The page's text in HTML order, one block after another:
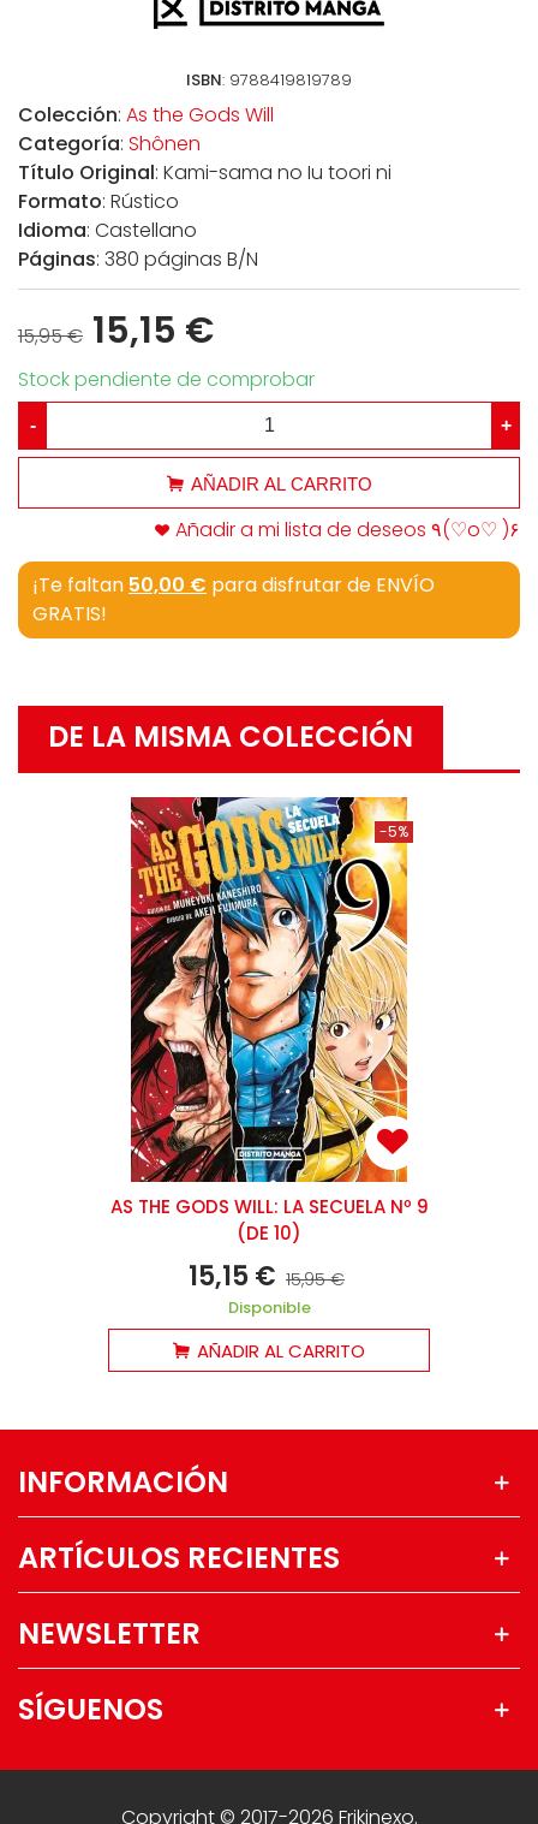
ISBN: 9788419819789
Colección: As the Gods Will
Categoría: Shônen
Título Original: Kami-sama no Iu toori ni
Formato: Rústico
Idioma: Castellano
Páginas: 380 páginas B/N
15,95 € 15,15 €
Stock pendiente de comprobar
- +
AÑADIR AL CARRITO
Añadir a mi lista de deseos ٩(♡o♡ )۶
¡Te faltan 50,00 € para disfrutar de ENVÍO
GRATIS!
DE LA MISMA COLECCIÓN
-5%
AS THE GODS WILL: LA SECUELA Nº 9
(DE 10)
15,15 € 15,95 €
Disponible
AÑADIR AL CARRITO
INFORMACIÓN
ARTÍCULOS RECIENTES
NEWSLETTER
SÍGUENOS
Copyright © 2017-2026 Frikinexo.